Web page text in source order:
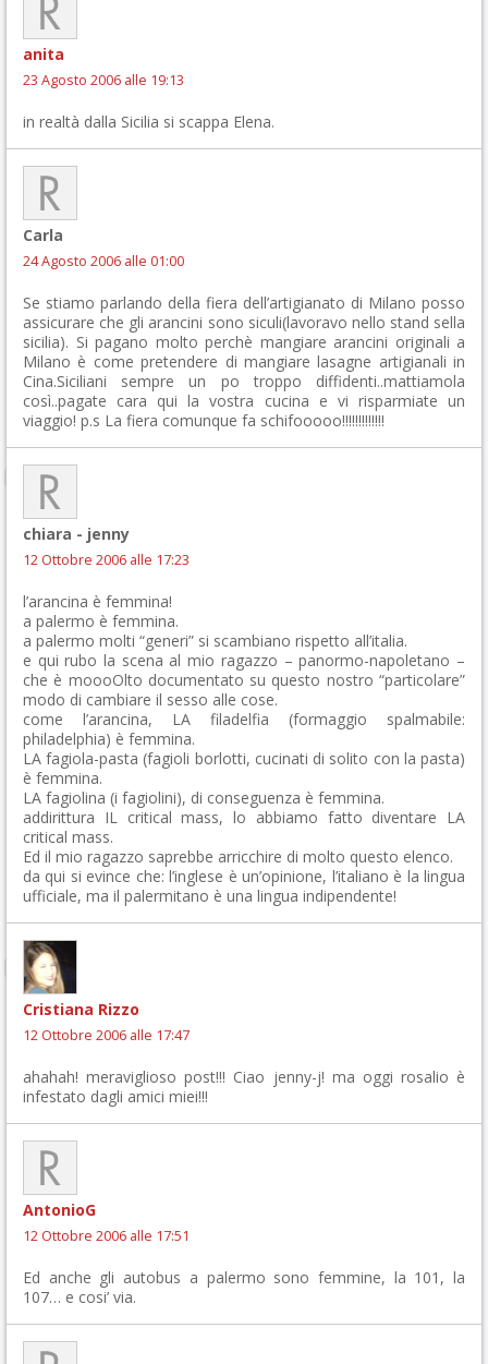
anita
23 Agosto 2006 alle 19:13
in realtà dalla Sicilia si scappa Elena.
Carla
24 Agosto 2006 alle 01:00
Se stiamo parlando della fiera dell’artigianato di Milano posso
assicurare che gli arancini sono siculi(lavoravo nello stand sella
sicilia). Si pagano molto perchè mangiare arancini originali a
Milano è come pretendere di mangiare lasagne artigianali in
Cina.Siciliani sempre un po troppo diffidenti..mattiamola
così..pagate cara qui la vostra cucina e vi risparmiate un
viaggio! p.s La fiera comunque fa schifooooo!!!!!!!!!!!!!
chiara - jenny
12 Ottobre 2006 alle 17:23
l’arancina è femmina!
a palermo è femmina.
a palermo molti “generi” si scambiano rispetto all’italia.
e qui rubo la scena al mio ragazzo – panormo-napoletano –
che è moooOlto documentato su questo nostro “particolare”
modo di cambiare il sesso alle cose.
come l’arancina, LA filadelfia (formaggio spalmabile:
philadelphia) è femmina.
LA fagiola-pasta (fagioli borlotti, cucinati di solito con la pasta)
è femmina.
LA fagiolina (i fagiolini), di conseguenza è femmina.
addirittura IL critical mass, lo abbiamo fatto diventare LA
critical mass.
Ed il mio ragazzo saprebbe arricchire di molto questo elenco.
da qui si evince che: l’inglese è un’opinione, l’italiano è la lingua
ufficiale, ma il palermitano è una lingua indipendente!
Cristiana Rizzo
12 Ottobre 2006 alle 17:47
ahahah! meraviglioso post!!! Ciao jenny-j! ma oggi rosalio è
infestato dagli amici miei!!!
AntonioG
12 Ottobre 2006 alle 17:51
Ed anche gli autobus a palermo sono femmine, la 101, la
107… e cosi’ via.